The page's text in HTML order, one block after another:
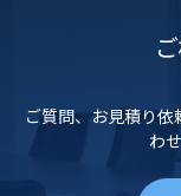
ご質問、お見積り
わ